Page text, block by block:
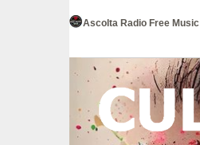
Ascolta Radio Free Music